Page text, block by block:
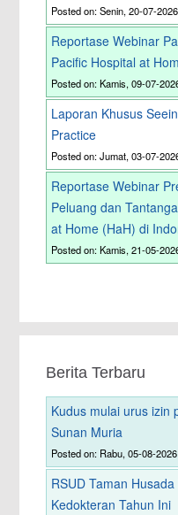
Posted on: Senin, 20-07-2026
Reportase Webinar
Pacific Hospital at
Posted on: Kamis, 09-07-
Laporan Khusus
Practice
Posted on: Jumat, 03-07-
Reportase Webinar
Peluang dan
at Home (HaH) di
Posted on: Kamis, 21-05-
Berita Terbaru
Kudus mulai urus izin
Sunan Muria
Posted on: Rabu, 05-08-2026
RSUD Taman
Kedokteran Tahun Ini